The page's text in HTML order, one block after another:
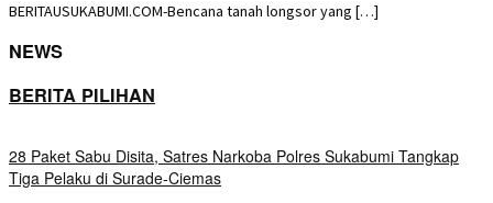
BERITAUSUKABUMI.COM-Bencana tanah longsor yang […]
NEWS
BERITA PILIHAN
28 Paket Sabu Disita, Satres Narkoba Polres Sukabumi Tangkap
Tiga Pelaku di Surade-Ciemas